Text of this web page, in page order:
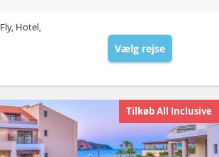
Fly, Hotel,
Vælg rejse
Tilkøb All Inclusive